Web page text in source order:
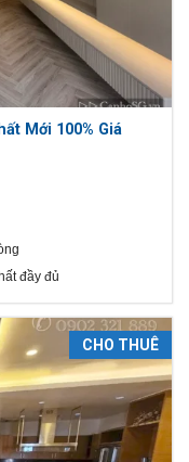
Mới 100% Giá
đầy đủ
CHO THUÊ